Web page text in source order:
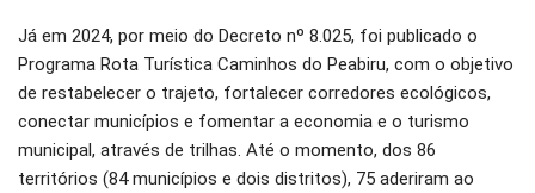
Já em 2024, por meio do Decreto nº 8.025, foi publicado o
Programa Rota Turística Caminhos do Peabiru, com o objetivo
de restabelecer o trajeto, fortalecer corredores ecológicos,
conectar municípios e fomentar a economia e o turismo
municipal, através de trilhas. Até o momento, dos 86
territórios (84 municípios e dois distritos), 75 aderiram ao